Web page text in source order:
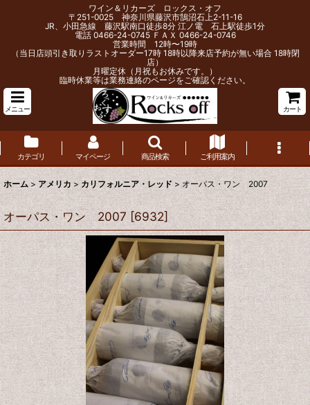
ワイン＆リカーズ ロックス・オフ
〒251-0025 神奈川県藤沢市鵠沼石上2-11-16
JR、小田急線 藤沢駅南口徒歩8分 江ノ電 石上駅徒歩1分
電話 0466-24-0745 ＦＡＸ 0466-24-0746
営業時間 12時〜19時
（当日店頭引き取りラストオーダー17時 18時以降来店予約が無い場合 18時閉
店）
月曜定休（月祝もお休みです。）
臨時休業等は業務連絡のページをご確認ください。
メニュー カート
カテゴリ マイページ 商品検索 ご利用案内
ホーム > アメリカ > カリフォルニア・レッド > オーパス・ワン 2007
オーパス・ワン 2007 [6932]